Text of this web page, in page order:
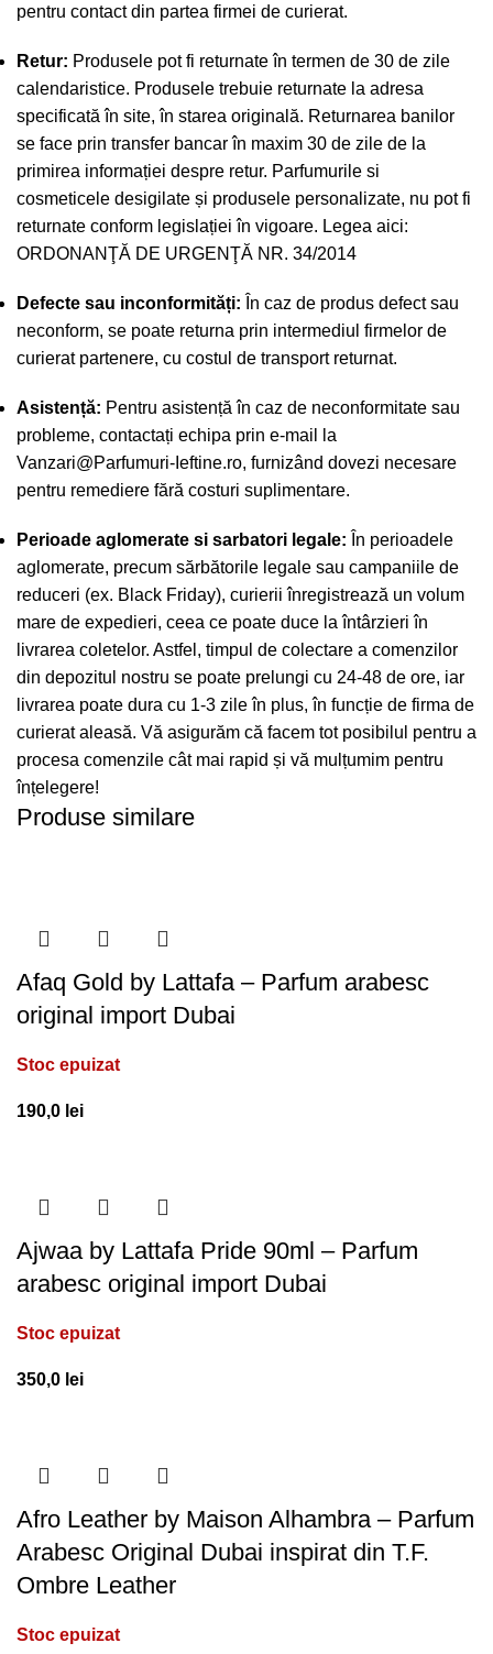
pentru contact din partea firmei de curierat.
Retur: Produsele pot fi returnate în termen de 30 de zile
calendaristice. Produsele trebuie returnate la adresa
specificată în site, în starea originală. Returnarea banilor
se face prin transfer bancar în maxim 30 de zile de la
primirea informației despre retur. Parfumurile si
cosmeticele desigilate și produsele personalizate, nu pot fi
returnate conform legislației în vigoare. Legea aici:
ORDONANŢĂ DE URGENŢĂ NR. 34/2014
Defecte sau inconformități: În caz de produs defect sau
neconform, se poate returna prin intermediul firmelor de
curierat partenere, cu costul de transport returnat.
Asistență: Pentru asistență în caz de neconformitate sau
probleme, contactați echipa prin e-mail la
Vanzari@Parfumuri-Ieftine.ro, furnizând dovezi necesare
pentru remediere fără costuri suplimentare.
Perioade aglomerate si sarbatori legale: În perioadele
aglomerate, precum sărbătorile legale sau campaniile de
reduceri (ex. Black Friday), curierii înregistrează un volum
mare de expedieri, ceea ce poate duce la întârzieri în
livrarea coletelor. Astfel, timpul de colectare a comenzilor
din depozitul nostru se poate prelungi cu 24-48 de ore, iar
livrarea poate dura cu 1-3 zile în plus, în funcție de firma de
curierat aleasă. Vă asigurăm că facem tot posibilul pentru a
procesa comenzile cât mai rapid și vă mulțumim pentru
înțelegere!
Produse similare
Afaq Gold by Lattafa – Parfum arabesc
original import Dubai
Stoc epuizat
190,0 lei
Ajwaa by Lattafa Pride 90ml – Parfum
arabesc original import Dubai
Stoc epuizat
350,0 lei
Afro Leather by Maison Alhambra – Parfum
Arabesc Original Dubai inspirat din T.F.
Ombre Leather
Stoc epuizat